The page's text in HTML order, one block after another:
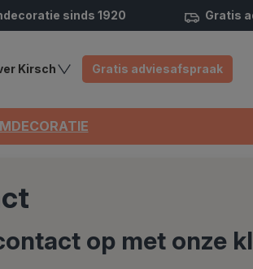
sinds 1920 Gratis
Kirsch Gratis adviesafspraak
op met onze